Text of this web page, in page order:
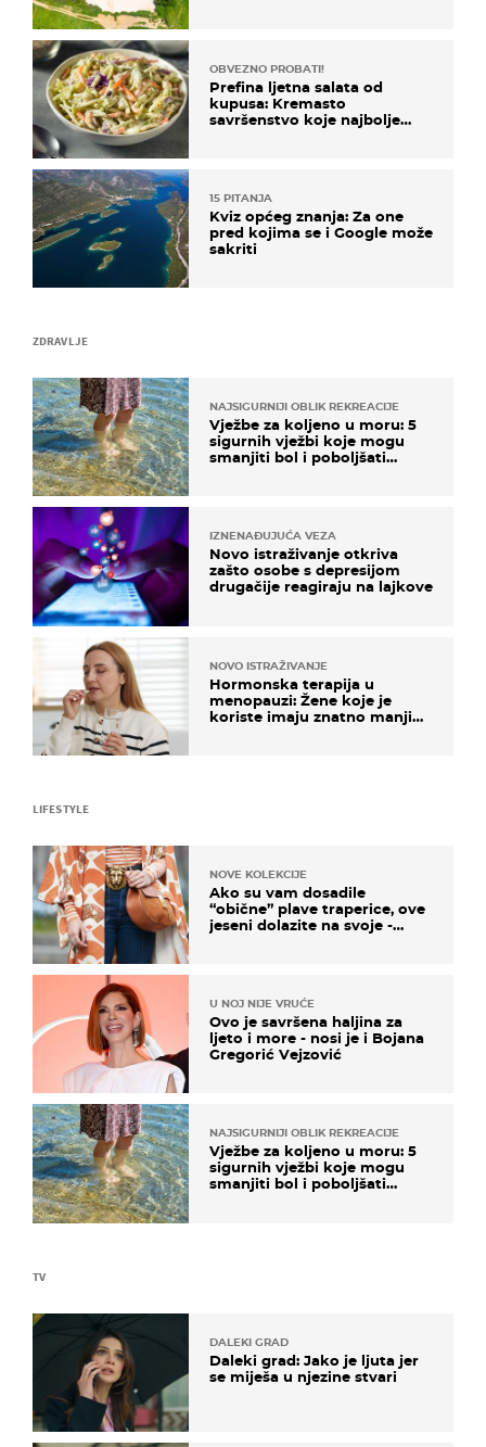
ZDRAVLJE
NAJSIGURNIJI OBLIK REKREACIJE
Vježbe za koljeno u moru: 5
sigurnih vježbi koje mogu
smanjiti bol i poboljšati
IZNENAĐUJUĆA VEZA
Novo istraživanje otkriva
zašto osobe s depresijom
drugačije reagiraju na lajkove
NOVO ISTRAŽIVANJE
Hormonska terapija u
menopauzi: Žene koje je
koriste imaju znatno manji
TV
DALEKI GRAD
Daleki grad: Jako je ljuta jer
se miješa u njezine stvari
OBVEZNO PROBATI!
Prefina ljetna salata od
kupusa: Kremasto
savršenstvo koje najbolje
15 PITANJA
Kviz općeg znanja: Za one
pred kojima se i Google može
sakriti
LIFESTYLE
NOVE KOLEKCIJE
Ako su vam dosadile
“obične” plave traperice, ove
jeseni dolazite na svoje -
U NOJ NIJE VRUĆE
Ovo je savršena haljina za
ljeto i more - nosi je i Bojana
Gregorić Vejzović
NAJSIGURNIJI OBLIK REKREACIJE
Vježbe za koljeno u moru: 5
sigurnih vježbi koje mogu
smanjiti bol i poboljšati